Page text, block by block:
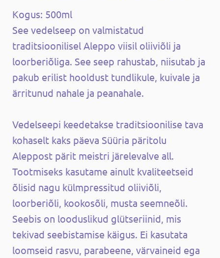
Kogus: 500ml
See vedelseep on valmistatud
traditsioonilisel Aleppo viisil oliiviõli ja
loorberiõliga. See seep rahustab, niisutab ja
pakub erilist hooldust tundlikule, kuivale ja
ärritunud nahale ja peanahale.
Vedelseepi keedetakse traditsioonilise tava
kohaselt kaks päeva Süüria päritolu
Aleppost pärit meistri järelevalve all.
Tootmiseks kasutame ainult kvaliteetseid
õlisid nagu külmpressitud oliiviõli,
loorberiõli, kookosõli, musta seemneõli.
Seebis on looduslikud glütseriinid, mis
tekivad seebistamise käigus. Ei kasutata
loomseid rasvu, parabeene, värvaineid ega